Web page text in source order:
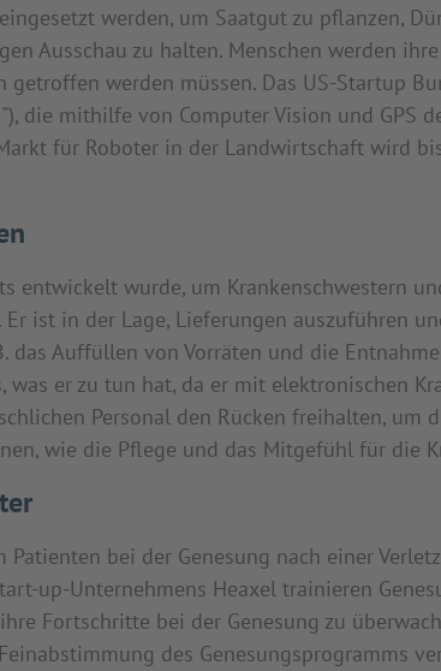
werden, um Saatgut zu pflanzen,
Ausschau zu halten. Menschen werden
werden müssen. Das US-Startup
die mithilfe von Computer Vision und GPS
für Roboter in der Landwirtschaft wird
entwickelt wurde, um Krankenschwestern
ist in der Lage, Lieferungen auszuführen
das Auffüllen von Vorräten und die
was er zu tun hat, da er mit elektronischen
Personal den Rücken freihalten, um
wie die Pflege und das Mitgefühl für die
bei der Genesung nach einer
up-Unternehmens Heaxel trainieren
Fortschritte bei der Genesung zu
des Genesungsprogramms